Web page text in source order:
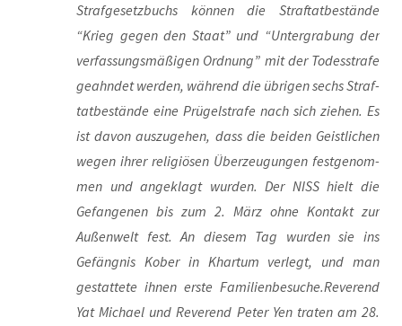
Straf­ge­setz­buchs kön­nen die Straf­tat­be­stän­de
“Krieg gegen den Staat” und “Unter­gra­bung der
ver­fas­sungs­mä­ßi­gen Ord­nung” mit der Todes­stra­fe
geahn­det wer­den, wäh­rend die übri­gen sechs Straf­
tat­be­stän­de eine Prü­gel­stra­fe nach sich zie­hen. Es
ist davon aus­zu­ge­hen, dass die bei­den Geist­li­chen
wegen ihrer reli­giö­sen Über­zeu­gun­gen fest­ge­nom­
men und ange­klagt wur­den. Der NISS hielt die
Gefan­ge­nen bis zum 2. März ohne Kon­takt zur
Außen­welt fest. An die­sem Tag wur­den sie ins
Gefäng­nis Kober in Khar­tum ver­legt, und man
gestat­te­te ihnen ers­te Familienbesuche.Reverend
Yat Micha­el und Rever­end Peter Yen tra­ten am 28.